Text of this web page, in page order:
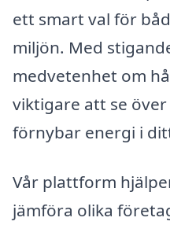
ett smart val för
miljön. Med
medvetenhet om
viktigare att se
förnybar energi i
Vår plattform
jämföra olika